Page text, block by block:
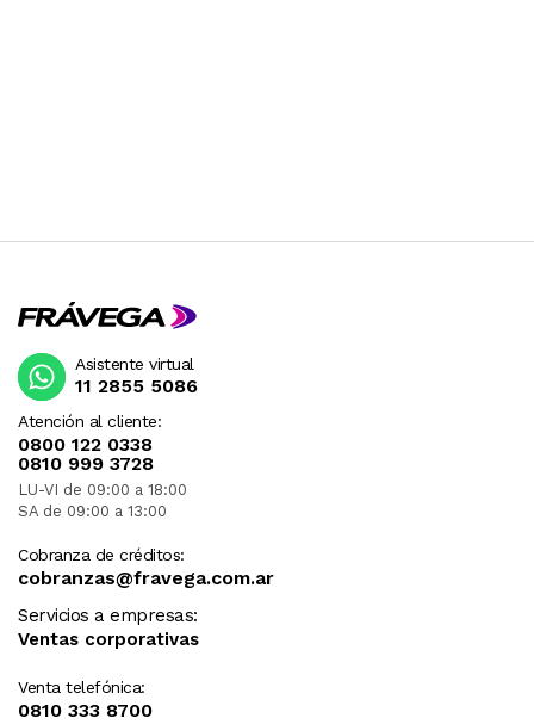
Atención al cliente:
0800 122 0338
0810 999 3728
LU-VI de 09:00 a 18:00
SA de 09:00 a 13:00
Cobranza de créditos:
cobranzas@fravega.com.ar
Servicios a empresas:
Ventas corporativas
Venta telefónica:
0810 333 8700
Asistente virtual
11 2855 5086